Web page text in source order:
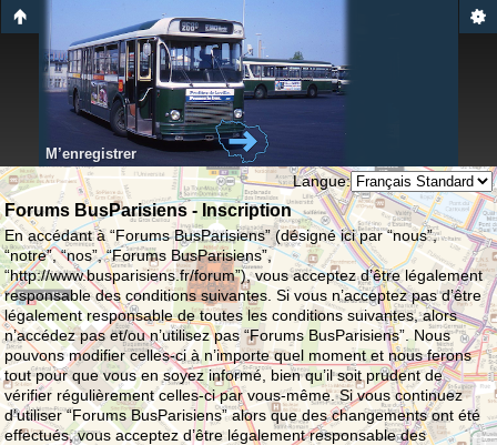
M’enregistrer
Langue:
Forums BusParisiens - Inscription
En accédant à “Forums BusParisiens” (désigné ici par “nous”,
“notre”, “nos”, “Forums BusParisiens”,
“http://www.busparisiens.fr/forum”), vous acceptez d’être légalement
responsable des conditions suivantes. Si vous n’acceptez pas d’être
légalement responsable de toutes les conditions suivantes, alors
n’accédez pas et/ou n’utilisez pas “Forums BusParisiens”. Nous
pouvons modifier celles-ci à n’importe quel moment et nous ferons
tout pour que vous en soyez informé, bien qu’il soit prudent de
vérifier régulièrement celles-ci par vous-même. Si vous continuez
d’utiliser “Forums BusParisiens” alors que des changements ont été
effectués, vous acceptez d’être légalement responsable des